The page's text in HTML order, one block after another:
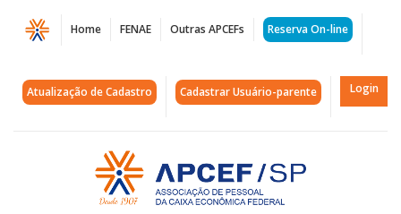
Página
Apcefs
já
escolher
Home FENAE Outras APCEFs Reserva On-line
Atualização de Cadastro Cadastrar Usuário-parente Login
Acessar
página
inicial